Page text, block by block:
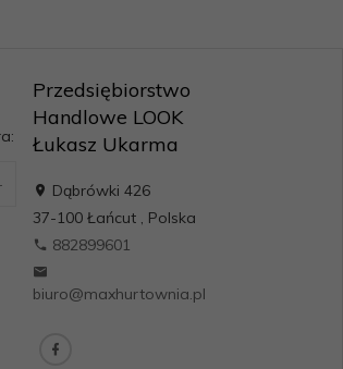
Przedsiębiorstwo
Handlowe LOOK
Łukasz Ukarma
Dąbrówki 426
37-100 Łańcut , Polska
882899601
biuro@maxhurtownia.pl